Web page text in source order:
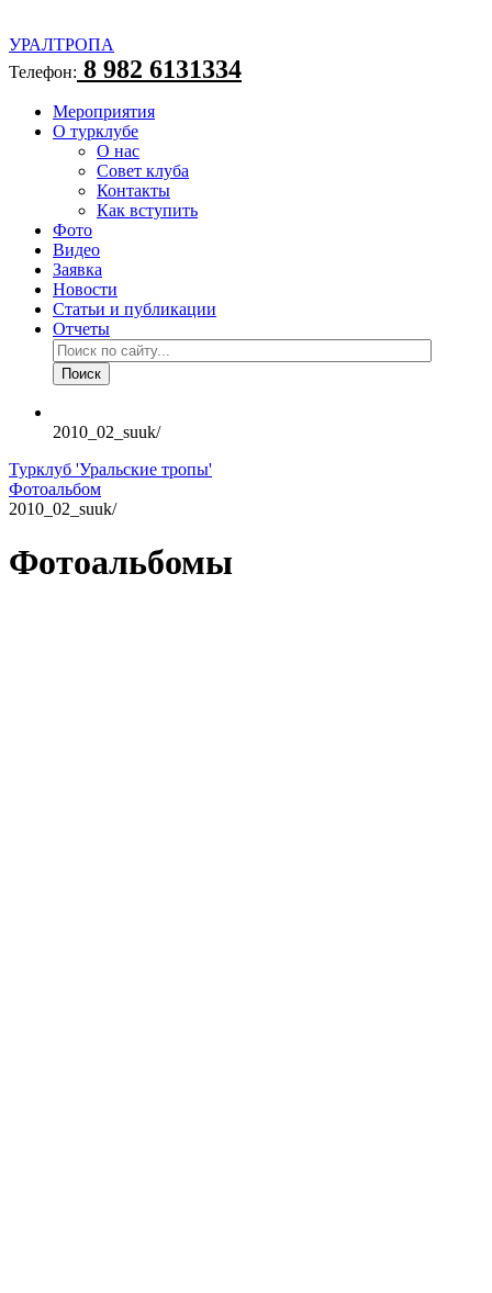
УРАЛТРОПА
Телефон: 8 982 6131334
Мероприятия
О турклубе
О нас
Совет клуба
Контакты
Как вступить
Фото
Видео
Заявка
Новости
Статьи и публикации
Отчеты
2010_02_suuk/
Турклуб 'Уральские тропы'
Фотоальбом
2010_02_suuk/
Фотоальбомы